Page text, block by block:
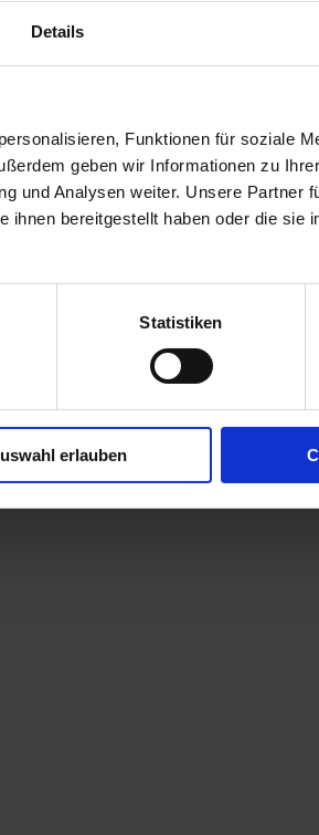
Details
Funktionen für soziale
geben wir Informationen zu
und Analysen weiter. Unsere Partner
bereitgestellt haben oder die sie
Statistiken
erlauben